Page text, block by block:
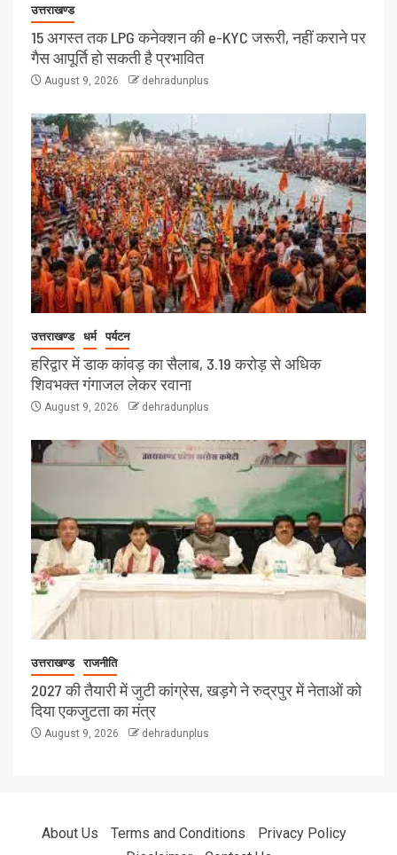
उत्तराखण्ड
15 अगस्त तक LPG कनेक्शन की e-KYC जरूरी, नहीं कराने पर
गैस आपूर्ति हो सकती है प्रभावित
August 9, 2026 dehradunplus
उत्तराखण्ड धर्म पर्यटन
हरिद्वार में डाक कांवड़ का सैलाब, 3.19 करोड़ से अधिक
शिवभक्त गंगाजल लेकर रवाना
August 9, 2026 dehradunplus
उत्तराखण्ड राजनीति
2027 की तैयारी में जुटी कांग्रेस, खड़गे ने रुद्रपुर में नेताओं को
दिया एकजुटता का मंत्र
August 9, 2026 dehradunplus
About Us Terms and Conditions
Privacy Policy